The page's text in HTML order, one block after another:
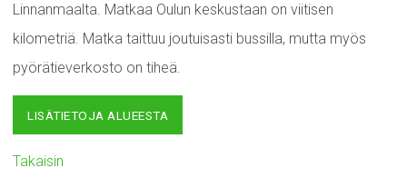
Linnanmaalta. Matkaa Oulun keskustaan on viitisen
kilometriä. Matka taittuu joutuisasti bussilla, mutta myös
pyörätieverkosto on tiheä.
LISÄTIETOJA ALUEESTA
Takaisin